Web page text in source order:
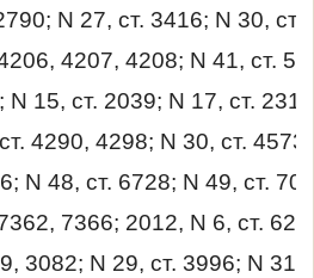
N 27, ст. 3416; N 30,
4207, 4208; N 41, ст.
N 15, ст. 2039; N 17, ст.
4290, 4298; N 30, ст.
N 48, ст. 6728; N 49, ст.
7366; 2012, N 6, ст.
3082; N 29, ст. 3996; N